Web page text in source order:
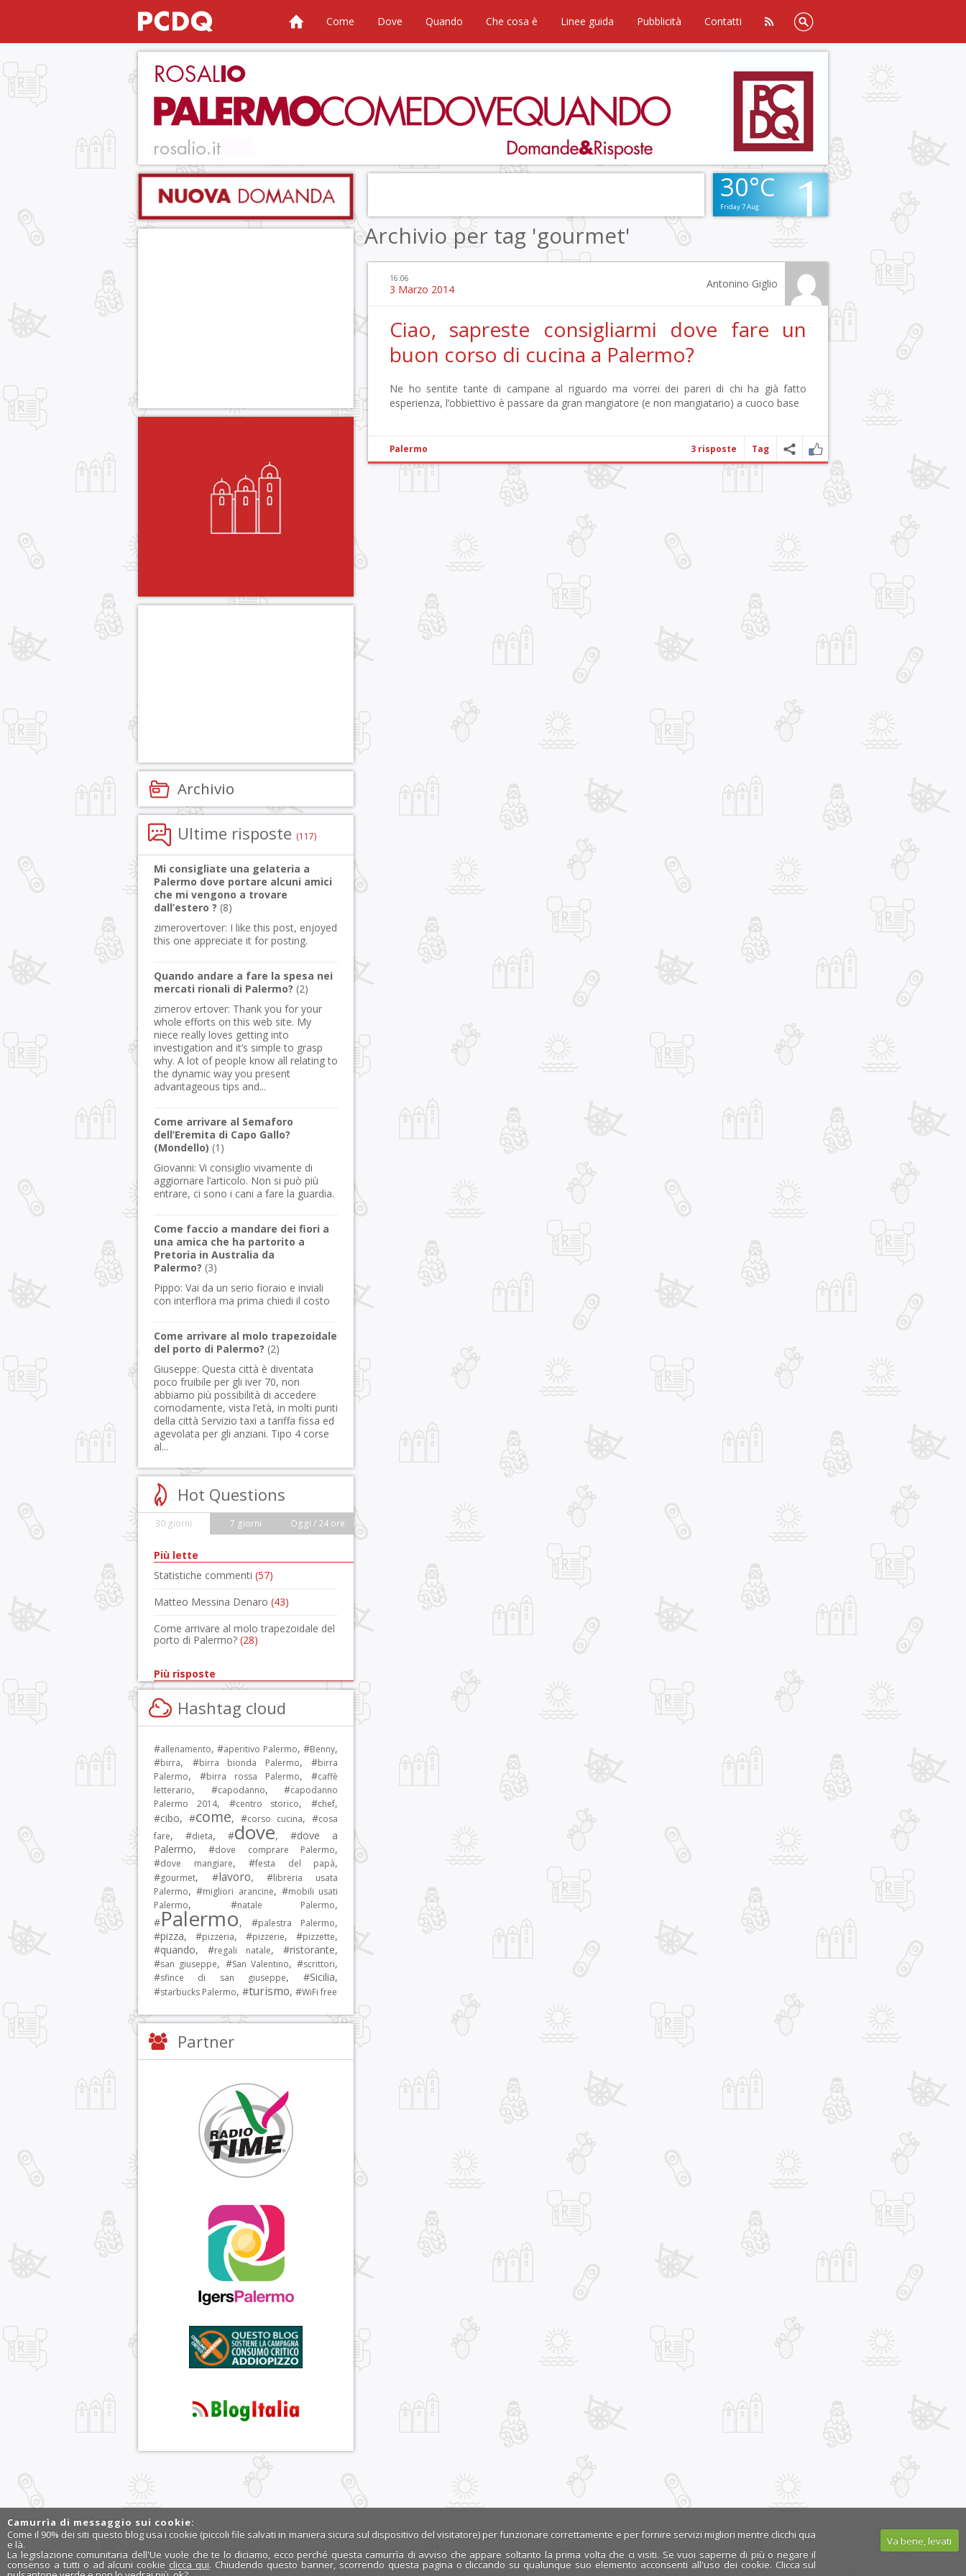
Come Dove Quando Che cosa è Linee guida Pubblicità Contatti
30°C
Friday 7 Aug
Archivio per tag 'gourmet'
16:06
3 Marzo 2014 Antonino Giglio
Ciao, sapreste consigliarmi dove fare un
buon corso di cucina a Palermo?
Ne ho sentite tante di campane al riguardo ma vorrei dei pareri di chi ha già fatto
esperienza, l’obbiettivo è passare da gran mangiatore (e non mangiatario) a cuoco base
Palermo 3 risposte Tag
Archivio
Ultime risposte (117)
Mi consigliate una gelateria a
Palermo dove portare alcuni amici
che mi vengono a trovare
dall’estero ? (8)
zimerovertover: I like this post, enjoyed
this one appreciate it for posting.
Quando andare a fare la spesa nei
mercati rionali di Palermo? (2)
zimerov ertover: Thank you for your
whole efforts on this web site. My
niece really loves getting into
investigation and it’s simple to grasp
why. A lot of people know all relating to
the dynamic way you present
advantageous tips and...
Come arrivare al Semaforo
dell’Eremita di Capo Gallo?
(Mondello) (1 )
Giovanni: Vi consiglio vivamente di
aggiornare l’articolo. Non si può più
entrare, ci sono i cani a fare la guardia.
Come faccio a mandare dei fiori a
una amica che ha partorito a
Pretoria in Australia da
Palermo? (3)
Pippo: Vai da un serio fioraio e inviali
con interflora ma prima chiedi il costo
Come arrivare al molo trapezoidale
del porto di Palermo? (2)
Giuseppe: Questa città è diventata
poco fruibile per gli iver 70, non
abbiamo più possibilità di accedere
comodamente, vista l’età, in molti punti
della città Servizio taxi a tariffa fissa ed
agevolata per gli anziani. Tipo 4 corse
al...
Hot Questions
30 giorni 7 giorni Oggi / 24 ore
Più lette
Statistiche commenti (57)
Matteo Messina Denaro (43)
Come arrivare al molo trapezoidale del
porto di Palermo? (28)
Più risposte
Hashtag cloud
#allenamento, #aperitivo Palermo, #Benny,
#birra, #birra bionda Palermo, #birra
Palermo, #birra rossa Palermo, #caffè
letterario, #capodanno, #capodanno
Palermo 2014, #centro storico, #chef,
#cibo, #come, #corso cucina, #cosa
fare, #dieta, #dove, #dove a
Palermo, #dove comprare Palermo,
#dove mangiare, #festa del papà,
#gourmet, #lavoro, #libreria usata
Palermo, #migliori arancine, #mobili usati
Palermo, #natale Palermo,
#Palermo, #palestra Palermo,
#pizza, #pizzeria, #pizzerie, #pizzette,
#quando, #regali natale, #ristorante,
#san giuseppe, #San Valentino, #scrittori,
#sfince di san giuseppe, #Sicilia,
#starbucks Palermo, #turismo, #WiFi free
Partner
Camurrìa di messaggio sui cookie:
Come il 90% dei siti questo blog usa i cookie (piccoli file salvati in maniera sicura sul dispositivo del visitatore) per funzionare correttamente e per fornire servizi migliori mentre clicchi qua
e là.
La legislazione comunitaria dell'Ue vuole che te lo diciamo, ecco perché questa camurrìa di avviso che appare soltanto la prima volta che ci visiti. Se vuoi saperne di più o negare il
consenso a tutti o ad alcuni cookie clicca qui. Chiudendo questo banner, scorrendo questa pagina o cliccando su qualunque suo elemento acconsenti all'uso dei cookie. Clicca sul
Va bene, levati